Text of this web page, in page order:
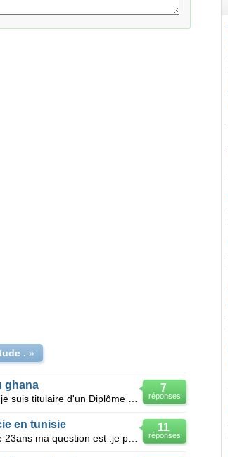
. »
7
réponses
ghana
11
réponses
en tunisie
Je suis technicien prep en pharmacie et âgée 23ans ma question est :je peux terminer mes études en t